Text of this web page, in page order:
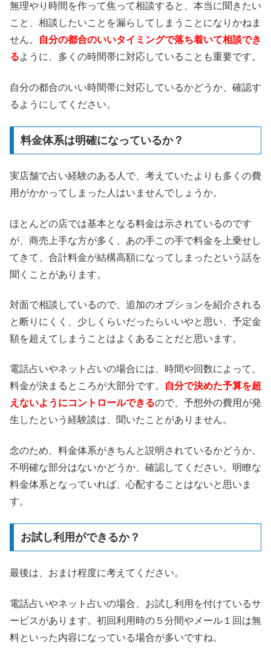
無理やり時間を作って焦って相談すると、本当に聞きたい
こと、相談したいことを漏らしてしまうことになりかねま
せん。
自分の都合のいいタイミングで落ち着いて相談でき
るように、多くの時間帯に対応していることも重要です。
自分の都合のいい時間帯に対応しているかどうか、確認す
るようにしてください。
料金体系は明確になっているか？
実店舗で占い経験のある人で、考えていたよりも多くの費
用がかかってしまった人はいませんでしょうか。
ほとんどの店では基本となる料金は示されているのです
が、商売上手な方が多く、あの手この手で料金を上乗せし
てきて、合計料金が結構高額になってしまったという話を
聞くことがあります。
対面で相談しているので、追加のオプションを紹介される
と断りにくく、少しくらいだったらいいやと思い、予定金
額を超えてしまうことはよくあることだと思います。
電話占いやネット占いの場合には、時間や回数によって、
料金が決まるところが大部分です。
自分で決めた予算を超
えないようにコントロールできるので、予想外の費用が発
生したという経験談は、聞いたことがありません。
念のため、料金体系がきちんと説明されているかどうか、
不明確な部分はないかどうか、確認してください。明瞭な
料金体系となっていれば、心配することはないと思いま
す。
お試し利用ができるか？
最後は、おまけ程度に考えてください。
電話占いやネット占いの場合、お試し利用を付けているサ
ービスがあります。初回利用時の５分間やメール１回は無
料といった内容になっている場合が多いですね。